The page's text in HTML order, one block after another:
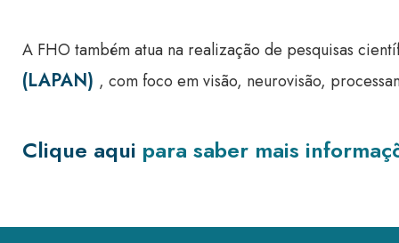
A FHO também atua na realização de pesquisas
(LAPAN) , com foco em visão, neurovisão,
Clique aqui para saber mais